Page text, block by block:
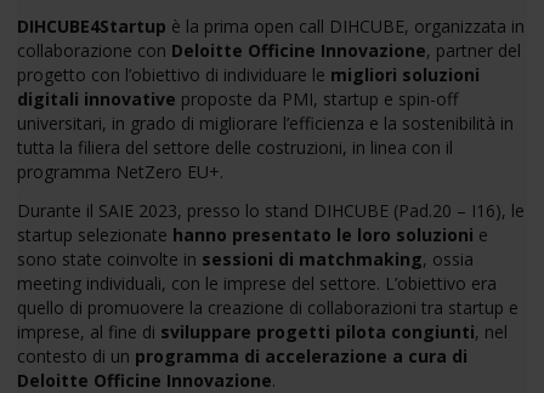
DIHCUBE4Startup è la prima open call DIHCUBE, organizzata in
collaborazione con Deloitte Officine Innovazione, partner del
progetto con l’obiettivo di individuare le migliori soluzioni
digitali innovative proposte da PMI, startup e spin-off
universitari, in grado di migliorare l’efficienza e la sostenibilità in
tutta la filiera del settore delle costruzioni, in linea con il
programma NetZero EU+.
Durante il SAIE 2023, presso lo stand DIHCUBE (Pad.20 – I16), le
startup selezionate hanno presentato le loro soluzioni e
sono state coinvolte in sessioni di matchmaking, ossia
meeting individuali, con le imprese del settore. L’obiettivo era
quello di promuovere la creazione di collaborazioni tra startup e
imprese, al fine di sviluppare progetti pilota congiunti, nel
contesto di un programma di accelerazione a cura di
Deloitte Officine Innovazione.